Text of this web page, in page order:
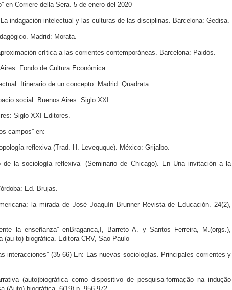
en Corriere della Sera. 5 de enero del 2020
indagación intelectual y las culturas de las disciplinas. Barcelona: Gedisa.
Madrid: Morata.
crítica a las corrientes contemporáneas. Barcelona: Paidós.
Fondo de Cultura Económica.
Itinerario de un concepto. Madrid. Quadrata
social. Buenos Aires: Siglo XXI.
Siglo XXI Editores.
campos” en:
reflexiva (Trad. H. Levequque). México: Grijalbo.
la sociología reflexiva” (Seminario de Chicago). En Una invitación a la
Ed. Brujas.
la mirada de José Joaquín Brunner Revista de Educación. 24(2),
la enseñanza” enBraganca,I, Barreto A. y Santos Ferreira, M.(orgs.),
to) biográfica. Editora CRV, Sao Paulo
interacciones” (35-66) En: Las nuevas sociologías. Principales corrientes y
(auto)biográfica como dispositivo de pesquisa-formação na indução